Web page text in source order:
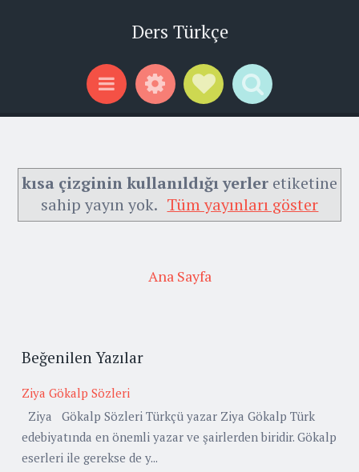
Ders Türkçe
Menu WidgetsSocial Links
Search
kısa çizginin kullanıldığı yerler etiketine
sahip yayın yok. Tüm yayınları göster
Ana Sayfa
Beğenilen Yazılar
Ziya Gökalp Sözleri
Ziya Gökalp Sözleri Türkçü yazar Ziya Gökalp Türk
edebiyatında en önemli yazar ve şairlerden biridir. Gökalp
eserleri ile gerekse de y...